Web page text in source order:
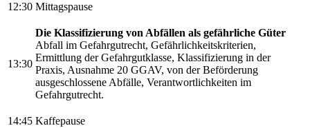
12:30 Mittagspause
13:30
Die Klassifizierung von Abfällen als gefährliche Güter
Abfall im Gefahrgutrecht, Gefährlichkeitskriterien,
Ermittlung der Gefahrgutklasse, Klassifizierung in der
Praxis, Ausnahme 20 GGAV, von der Beförderung
ausgeschlossene Abfälle, Verantwortlichkeiten im
Gefahrgutrecht.
14:45 Kaffepause